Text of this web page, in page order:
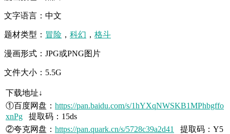
文字语言：中文
题材类型： 冒险 ， 科幻 ， 格斗
漫画形式：JPG或PNG图片
文件大小：5.5G
下载地址↓
①百度网盘： https://pan.baidu.com/s/1hYXqNWSKB1MPhbgffo
xnPg 提取码：15ds
②夸克网盘： https://pan.quark.cn/s/5728c39a2d41
提取码：Y5